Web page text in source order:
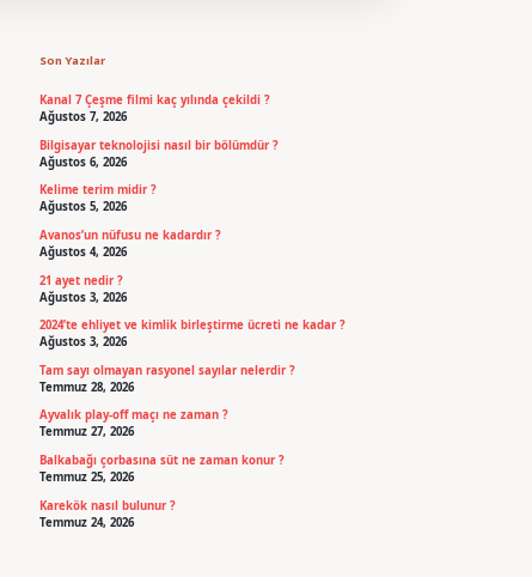
Son Yazılar
Kanal 7 Çeşme filmi kaç yılında çekildi ?
Ağustos 7, 2026
Bilgisayar teknolojisi nasıl bir bölümdür ?
Ağustos 6, 2026
Kelime terim midir ?
Ağustos 5, 2026
Avanos’un nüfusu ne kadardır ?
Ağustos 4, 2026
21 ayet nedir ?
Ağustos 3, 2026
2024’te ehliyet ve kimlik birleştirme ücreti ne kadar ?
Ağustos 3, 2026
Tam sayı olmayan rasyonel sayılar nelerdir ?
Temmuz 28, 2026
Ayvalık play-off maçı ne zaman ?
Temmuz 27, 2026
Balkabağı çorbasına süt ne zaman konur ?
Temmuz 25, 2026
Karekök nasıl bulunur ?
Temmuz 24, 2026